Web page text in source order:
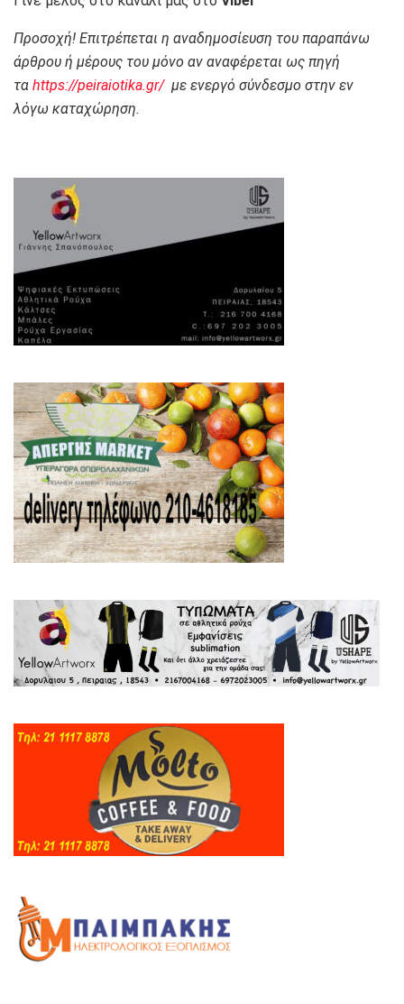
Προσοχή! Επιτρέπεται η αναδημοσίευση του παραπάνω
άρθρου ή μέρους του μόνο αν αναφέρεται ως πηγή
τα https://peiraiotika.gr/με ενεργό σύνδεσμο στην εν
λόγω καταχώρηση.